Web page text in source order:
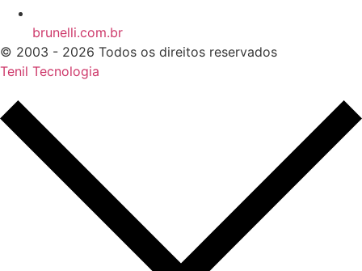
brunelli.com.br
© 2003 - 2026 Todos os direitos reservados
Tenil Tecnologia